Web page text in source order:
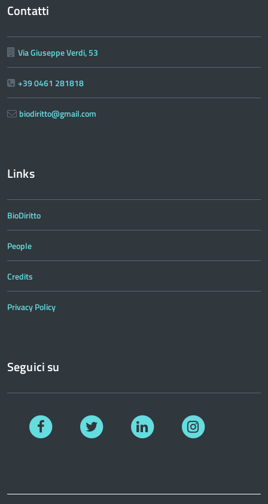
Contatti
Via Giuseppe Verdi, 53
+39 0461 281818
biodiritto@gmail.com
Links
BioDiritto
People
Credits
Privacy Policy
Seguici su
Facebook Linkedin